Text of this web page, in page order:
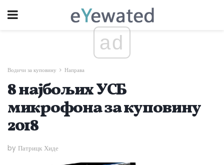
ad
Водичи за куповину Направа
8 најбољих УСБ
микрофона за куповину
2018
by Патрицк Хиде